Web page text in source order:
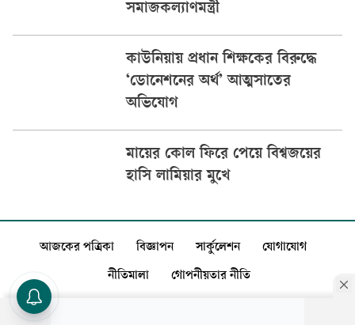
সমাজকল্যাণমন্ত্রী
কাউনিয়ায় প্রধান শিক্ষকের বিরুদ্ধে
‘ডোনেশনের অর্থ’ আত্মসাতের
অভিযোগ
মায়ের কোল ফিরে পেয়ে বিশ্বজয়ের
হাসি লামিয়ার মুখে
আজকের পত্রিকা বিজ্ঞাপন সার্কুলেশন যোগাযোগ
নীতিমালা গোপনীয়তার নীতি